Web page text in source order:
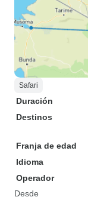
Safari
Duración
Destinos
Franja de edad
Idioma
Operador
Desde